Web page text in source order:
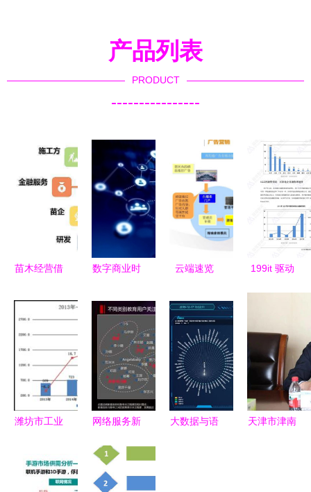
产品列表
PRODUCT
----------------
苗木经营借
这4招很重
数字商业时
联网全域应
用服务赋能
企业升级的
路径与实践
云端速览
联网数据服
务中的智慧
旅游解决方
案
199it 驱动
力量
潍坊市工业
赋能互联网
数据服务，
网络服务新
互联网数据
资讯中心的
大数据与语
天津市津南